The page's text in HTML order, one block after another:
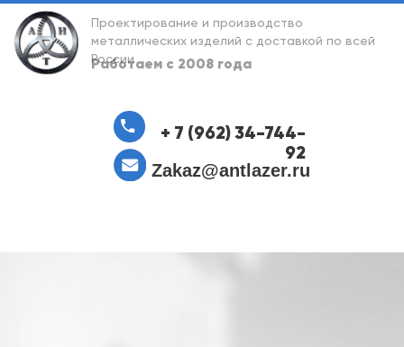
Проектирование и производство
металлических изделий с доставкой по всей
России
Работаем с 2008 года
Zakaz@antlazer.ru